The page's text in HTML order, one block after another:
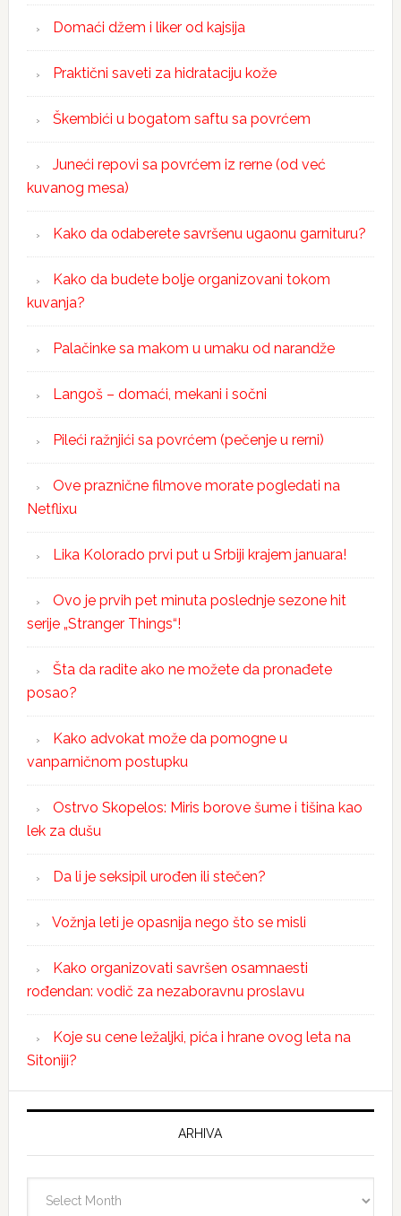
Domaći džem i liker od kajsija
Praktični saveti za hidrataciju kože
Škembići u bogatom saftu sa povrćem
Juneći repovi sa povrćem iz rerne (od već
kuvanog mesa)
Kako da odaberete savršenu ugaonu garnituru?
Kako da budete bolje organizovani tokom
kuvanja?
Palačinke sa makom u umaku od narandže
Langoš – domaći, mekani i sočni
Pileći ražnjići sa povrćem (pečenje u rerni)
Ove praznične filmove morate pogledati na
Netflixu
Lika Kolorado prvi put u Srbiji krajem januara!
Ovo je prvih pet minuta poslednje sezone hit
serije „Stranger Things“!
Šta da radite ako ne možete da pronađete
posao?
Kako advokat može da pomogne u
vanparničnom postupku
Ostrvo Skopelos: Miris borove šume i tišina kao
lek za dušu
Da li je seksipil urođen ili stečen?
Vožnja leti je opasnija nego što se misli
Kako organizovati savršen osamnaesti
rođendan: vodič za nezaboravnu proslavu
Koje su cene ležaljki, pića i hrane ovog leta na
Sitoniji?
ARHIVA